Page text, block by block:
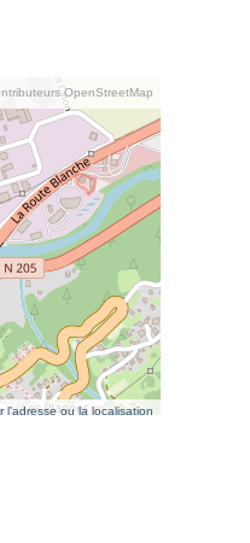
OpenStreetMap
l’adresse ou la localisation